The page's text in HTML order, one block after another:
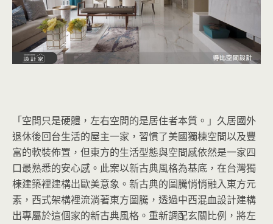
「空間只是硬體，左右空間的是居住者本質。」久居國外
退休後回台生活的屋主一家，習慣了美國獨棟空間以及豐
富的軟裝佈置，但東方的生活型態與空間感依然是一家四
口最熟悉的安心感。此案以新古典風格為基底，在台灣獨
棟建築裡建構出歐美意象。新古典的圖騰悄悄融入東方元
素，西式架構裡流淌著東方圖騰，透過中西混血設計建構
出專屬於這個家的新古典風格。重新調配玄關比例，將左